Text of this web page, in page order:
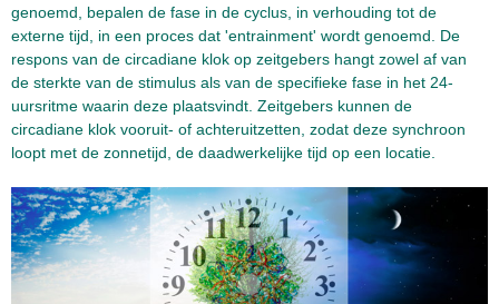
genoemd, bepalen de fase in de cyclus, in verhouding tot de
externe tijd, in een proces dat 'entrainment' wordt genoemd. De
respons van de circadiane klok op zeitgebers hangt zowel af van
de sterkte van de stimulus als van de specifieke fase in het 24-
uursritme waarin deze plaatsvindt. Zeitgebers kunnen de
circadiane klok vooruit- of achteruitzetten, zodat deze synchroon
loopt met de zonnetijd, de daadwerkelijke tijd op een locatie.